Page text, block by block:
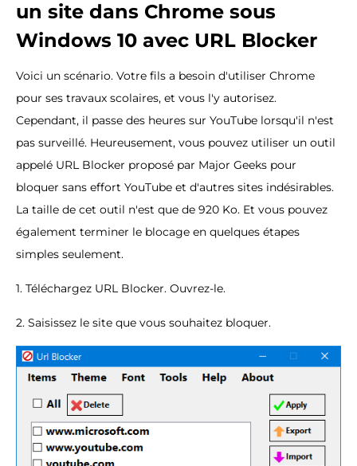
un site dans Chrome sous
Windows 10 avec URL Blocker
Voici un scénario. Votre fils a besoin d'utiliser Chrome
pour ses travaux scolaires, et vous l'y autorisez.
Cependant, il passe des heures sur YouTube lorsqu'il n'est
pas surveillé. Heureusement, vous pouvez utiliser un outil
appelé URL Blocker proposé par Major Geeks pour
bloquer sans effort YouTube et d'autres sites indésirables.
La taille de cet outil n'est que de 920 Ko. Et vous pouvez
également terminer le blocage en quelques étapes
simples seulement.
1. Téléchargez URL Blocker. Ouvrez-le.
2. Saisissez le site que vous souhaitez bloquer.